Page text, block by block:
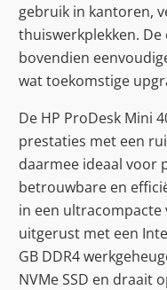
gebruik in kantoren,
thuiswerkplekken.
bovendien
wat toekomstige
De HP ProDesk Mini
prestaties met een
daarmee ideaal voor
betrouwbare en
in een
uitgerust met een
GB DDR4
NVMe SSD en draait